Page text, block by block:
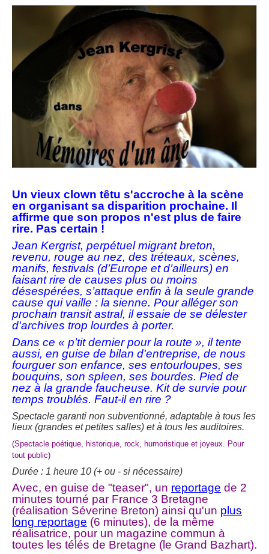
Un vieux clown têtu s'accroche à la scène
en organisant sa disparition prochaine. Il
affirme que son propos n'est plus de faire
rire. Pas certain !
Jean Kergrist, perpétuel migrant breton,
revenu, rouge au nez, des tréteaux, scènes,
manifs, festivals (d’Europe et d’ailleurs) en
faisant rire de causes plus ou moins
désespérées, s’attaque enfin à la seule grande
cause qui vaille : la sienne. Pour alléger son
prochain transit astral, il essaie de se délester
d'archives trop lourdes à porter.
Dans ce « p’tit dernier pour la route », il tente
aussi, en guise de bilan d'entreprise, de nous
fourguer son enfance, ses entourloupes, ses
bouquins, son spleen, ses bourdes. Pied de
nez à la grande faucheuse. Kit de survie pour
temps troublés. Faut-il en rire ?
Spectacle garanti non subventionné, adaptable à tous les
lieux (grandes et petites salles) et à tous les auditoires.
(Spectacle poétique, historique, rock, humoristique et joyeux. Pour
tout public)
Durée : 1 heure 10 (+ ou - si nécessaire)
Avec, en guise de "teaser", un reportage de 2
minutes tourné par France 3 Bretagne
(réalisation Séverine Breton) ainsi qu'un plus
long reportage (6 minutes), de la même
réalisatrice, pour un magazine commun à
toutes les télés de Bretagne (le Grand Bazhart).